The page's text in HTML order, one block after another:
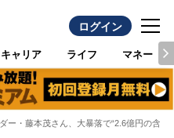
ログイン
キャリア ライフ マネー
ー・藤本茂さん、大暴落で“2.6億円の含